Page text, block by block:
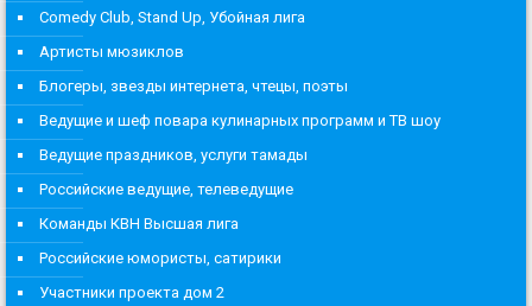
Comedy Club, Stand Up, Убойная лига
Артисты мюзиклов
Блогеры, звезды интернета, чтецы, поэты
Ведущие и шеф повара кулинарных программ и ТВ шоу
Ведущие праздников, услуги тамады
Российские ведущие, телеведущие
Команды КВН Высшая лига
Российские юмористы, сатирики
Участники проекта дом 2